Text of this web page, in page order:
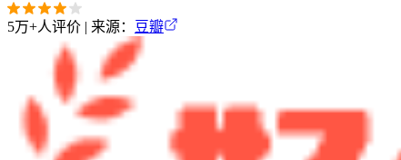
5万+人评价 | 来源： 豆瓣